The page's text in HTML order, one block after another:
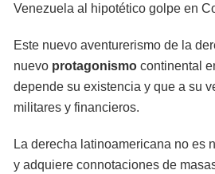
Venezuela al hipotético golpe en
Este nuevo aventurerismo de la
nuevo protagonismo continental
depende su existencia y que a su
militares y financieros.
La derecha latinoamericana no es
y adquiere connotaciones de